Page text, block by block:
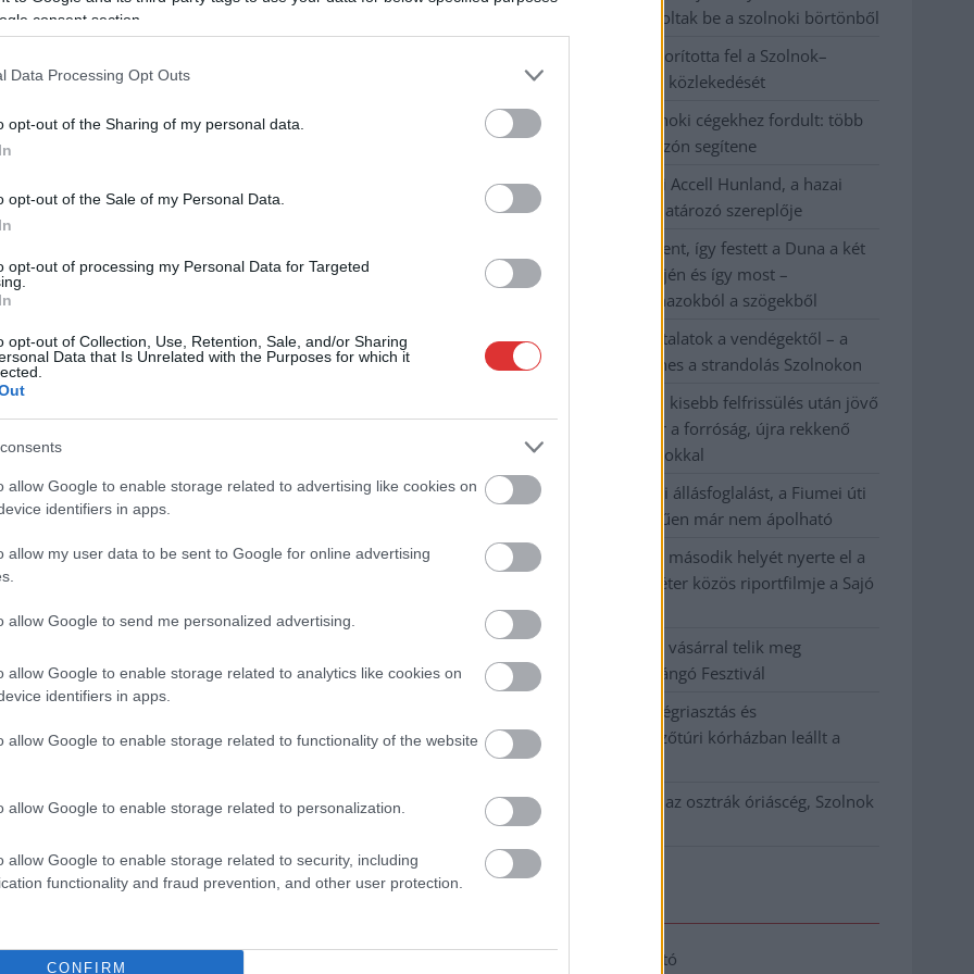
consent section.
Data Processing Opt Outs
opt-out of the Sharing of my personal data.
opt-out of the Sale of my Personal Data.
opt-out of processing my Personal Data for Targeted
opt-out of Collection, Use, Retention, Sale, and/or Sharing
Data that Is Unrelated with the Purposes for which it
allow Google to enable storage related to advertising like cookies on
identifiers in apps.
allow my user data to be sent to Google for online advertising
allow Google to send me personalized advertising.
allow Google to enable storage related to analytics like cookies on
identifiers in apps.
allow Google to enable storage related to functionality of the website
allow Google to enable storage related to personalization.
allow Google to enable storage related to security, including
functionality and fraud prevention, and other user protection.
CONFIRM
szol24.hu
pusztítanak az
és az elhúzódó
országszerte tarló-,
riasztják a
2026.08.05.
kiterjedésű tűzeset miatt több
egységnek is...
körülményekről számoltak be a szolnoki börtönből
Váratlan fennakadás borította fel a Szolnok–
Kecskemét vasútvonal közlekedését
A polgármester a szolnoki cégekhez fordult: több
száz elbocsátott dolgozón segítene
Csődbe ment a tószegi Accell Hunland, a hazai
kerékpárgyártás meghatározó szereplője
Egyszer fent, egyszer lent, így festett a Duna a két
évvel ezelőtti árvíz idején és így most –
fotógyűjtemény ugyanazokból a szögekből
Ilyenek eddig a tapasztalatok a vendégektől – a
hőhullám miatt ingyenes a strandolás Szolnokon
Nem biztató: a hétvégi kisebb felfrissülés után jövő
héten megint visszatér a forróság, újra rekkenő
hőség jön, akár 38 fokokkal
Közzétették a szakértői állásfoglalást, a Fiumei úti
fák többsége szakszerűen már nem ápolható
A MÚOSZ sajtódíjának második helyét nyerte el a
Borsod24 és a Paraméter közös riportfilmje a Sajó
szennyezéséről
Tánccal, zeneszóval és vásárral telik meg
Jászberény, indul a Csángó Fesztivál
Meghosszabbított hőségriasztás és
vízkorlátozások, a mezőtúri kórházban leállt a
klíma
Átszervezi működését az osztrák óriáscég, Szolnok
is érintett
Adatkezelési tájékoztató